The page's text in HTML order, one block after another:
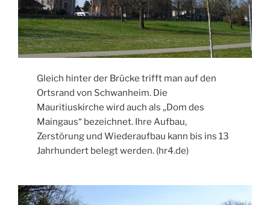
Gleich hinter der Brücke trifft man auf den
Ortsrand von Schwanheim. Die
Mauritiuskirche wird auch als „Dom des
Maingaus“ bezeichnet. Ihre Aufbau,
Zerstörung und Wiederaufbau kann bis ins 13
Jahrhundert belegt werden. (hr4.de)